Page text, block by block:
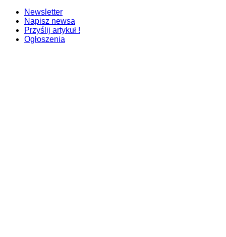
Newsletter
Napisz newsa
Przyślij artykuł !
Ogłoszenia